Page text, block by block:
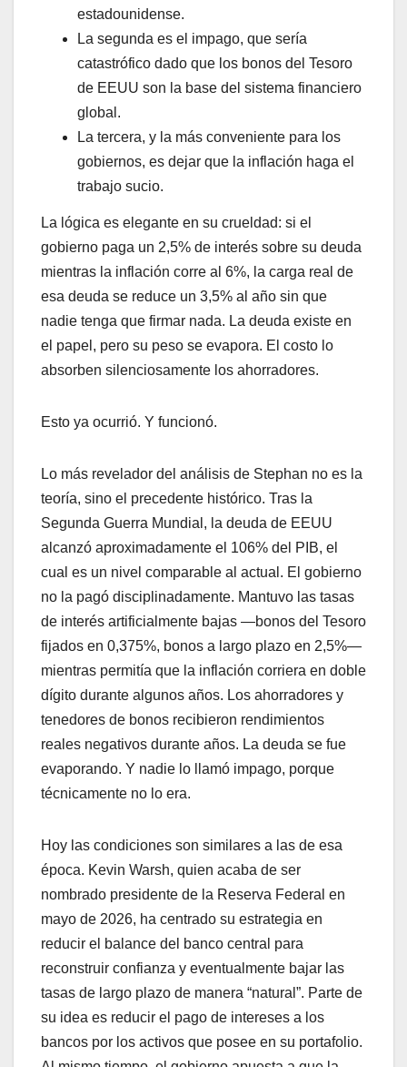
estadounidense.
La segunda es el impago, que sería
catastrófico dado que los bonos del Tesoro
de EEUU son la base del sistema financiero
global.
La tercera, y la más conveniente para los
gobiernos, es dejar que la inflación haga el
trabajo sucio.
La lógica es elegante en su crueldad: si el
gobierno paga un 2,5% de interés sobre su deuda
mientras la inflación corre al 6%, la carga real de
esa deuda se reduce un 3,5% al año sin que
nadie tenga que firmar nada. La deuda existe en
el papel, pero su peso se evapora. El costo lo
absorben silenciosamente los ahorradores.
Esto ya ocurrió. Y funcionó.
Lo más revelador del análisis de Stephan no es la
teoría, sino el precedente histórico. Tras la
Segunda Guerra Mundial, la deuda de EEUU
alcanzó aproximadamente el 106% del PIB, el
cual es un nivel comparable al actual. El gobierno
no la pagó disciplinadamente. Mantuvo las tasas
de interés artificialmente bajas —bonos del Tesoro
fijados en 0,375%, bonos a largo plazo en 2,5%—
mientras permitía que la inflación corriera en doble
dígito durante algunos años. Los ahorradores y
tenedores de bonos recibieron rendimientos
reales negativos durante años. La deuda se fue
evaporando. Y nadie lo llamó impago, porque
técnicamente no lo era.
Hoy las condiciones son similares a las de esa
época. Kevin Warsh, quien acaba de ser
nombrado presidente de la Reserva Federal en
mayo de 2026, ha centrado su estrategia en
reducir el balance del banco central para
reconstruir confianza y eventualmente bajar las
tasas de largo plazo de manera “natural”. Parte de
su idea es reducir el pago de intereses a los
bancos por los activos que posee en su portafolio.